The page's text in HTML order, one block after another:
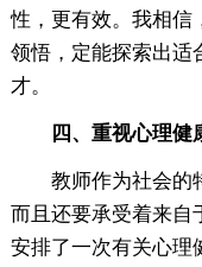
性，更有效。我相信
领悟，定能探索出适
才。
四、重视心理健
教师作为社会的特
而且还要承受着来自
安排了一次有关心理